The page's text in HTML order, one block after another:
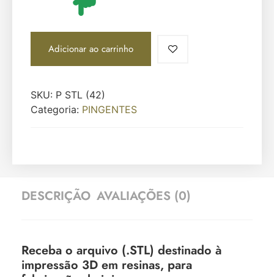
Adicionar ao carrinho
SKU: P STL (42)
Categoria: PINGENTES
DESCRIÇÃO AVALIAÇÕES (0)
Receba o arquivo (.STL) destinado à
impressão 3D em resinas, para